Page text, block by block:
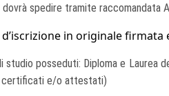
dovrà spedire tramite raccomandata
in originale
studio posseduti: Diploma e Laurea
certificati e/o attestati)